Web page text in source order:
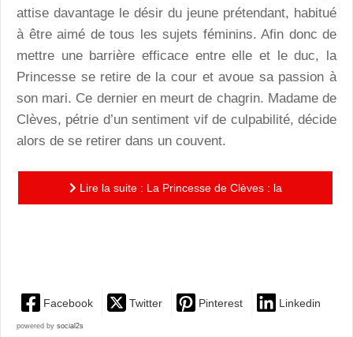
attise davantage le désir du jeune prétendant, habitué
à être aimé de tous les sujets féminins. Afin donc de
mettre une barrière efficace entre elle et le duc, la
Princesse se retire de la cour et avoue sa passion à
son mari. Ce dernier en meurt de chagrin. Madame de
Clèves, pétrie d’un sentiment vif de culpabilité, décide
alors de se retirer dans un couvent.
Lire la suite : La Princesse de Clèves : la
Facebook Twitter Pinterest Linkedin
powered by social2s